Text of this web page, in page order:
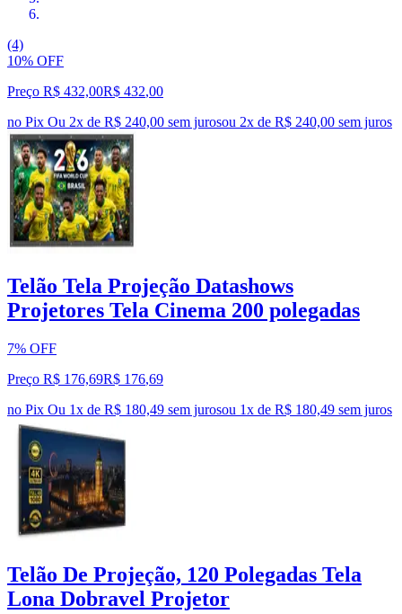
(4)
10% OFF
Preço R$ 432,00R$ 432,00
no Pix Ou 2x de R$ 240,00 sem jurosou 2x de R$ 240,00 sem juros
Telão Tela Projeção Datashows
Projetores Tela Cinema 200 polegadas
7% OFF
Preço R$ 176,69R$ 176,69
no Pix Ou 1x de R$ 180,49 sem jurosou 1x de R$ 180,49 sem juros
Telão De Projeção, 120 Polegadas Tela
Lona Dobravel Projetor